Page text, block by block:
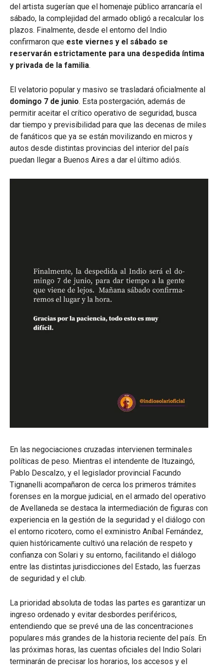
del artista sugerían que el homenaje público arrancaría el
sábado, la complejidad del armado obligó a recalcular los
plazos. Finalmente, desde el entorno del Indio
confirmaron que este viernes y el sábado se
reservarán estrictamente para una despedida íntima
y privada de la familia.
El velatorio popular y masivo se trasladará oficialmente al
domingo 7 de junio. Esta postergación, además de
permitir aceitar el crítico operativo de seguridad, busca
dar tiempo y previsibilidad para que las decenas de miles
de fanáticos que ya se están movilizando en micros y
autos desde distintas provincias del interior del país
puedan llegar a Buenos Aires a dar el último adiós.
En las negociaciones cruzadas intervienen terminales
políticas de peso. Mientras el intendente de Ituzaingó,
Pablo Descalzo, y el legislador provincial Facundo
Tignanelli acompañaron de cerca los primeros trámites
forenses en la morgue judicial, en el armado del operativo
de Avellaneda se destaca la intermediación de figuras con
experiencia en la gestión de la seguridad y el diálogo con
el entorno ricotero, como el exministro Aníbal Fernández,
quien históricamente cultivó una relación de respeto y
confianza con Solari y su entorno, facilitando el diálogo
entre las distintas jurisdicciones del Estado, las fuerzas
de seguridad y el club.
La prioridad absoluta de todas las partes es garantizar un
ingreso ordenado y evitar desbordes periféricos,
entendiendo que se prevé una de las concentraciones
populares más grandes de la historia reciente del país. En
las próximas horas, las cuentas oficiales del Indio Solari
terminarán de precisar los horarios, los accesos y el